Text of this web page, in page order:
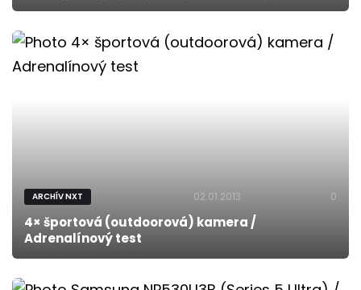
ARCHÍV NXT 02.01.2013 0
4× športová (outdoorová) kamera /
Adrenalínový test